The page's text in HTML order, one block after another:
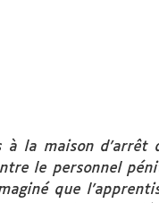
la maison d’arrêt
le personnel
que